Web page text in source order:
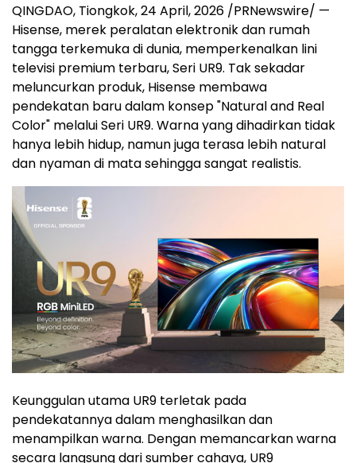
QINGDAO, Tiongkok,24 April, 2026 /PRNewswire/ —
Hisense, merek peralatan elektronik dan rumah
tangga terkemuka di dunia, memperkenalkan lini
televisi premium terbaru, Seri UR9. Tak sekadar
meluncurkan produk, Hisense membawa
pendekatan baru dalam konsep "Natural and Real
Color" melalui Seri UR9. Warna yang dihadirkan tidak
hanya lebih hidup, namun juga terasa lebih natural
dan nyaman di mata sehingga sangat realistis.
Keunggulan utama UR9 terletak pada
pendekatannya dalam menghasilkan dan
menampilkan warna. Dengan memancarkan warna
secara langsung dari sumber cahaya, UR9